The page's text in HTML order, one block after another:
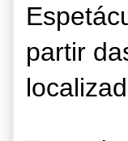
partir
localiza